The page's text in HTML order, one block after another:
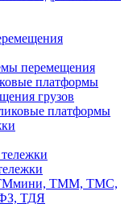
перемещения
платформы
грузов
платформы
ТМмини, ТММ, ТМС,
ТДЯ